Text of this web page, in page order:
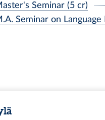
Seminar (5 cr)
Seminar on